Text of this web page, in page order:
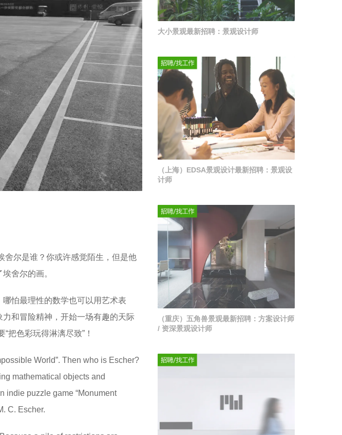
舍尔是谁？你或许感觉陌生，但是他
舍尔的画。
怕最理性的数学也可以用艺术表
和冒险精神，开始一场有趣的天际
色彩玩得淋漓尽致”！
World”. Then who is Escher?
mathematical objects and
indie puzzle game “Monument
C. Escher.
大小景观最新招聘：景观设计师
（上海）EDSA景观设计最新招聘：景观设
计师
（重庆）五角兽景观最新招聘：方案设计师
/ 资深景观设计师